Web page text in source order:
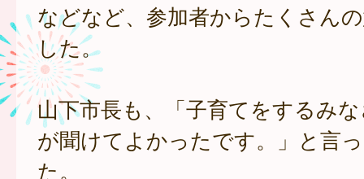
などなど、参加者からたくさん
した。
山下市長も、「子育てをするみ
が聞けてよかったです。」と言
た。